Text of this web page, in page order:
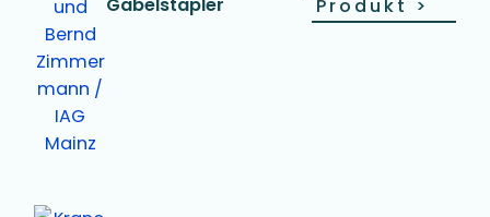
Gabelstapler
Produkt >